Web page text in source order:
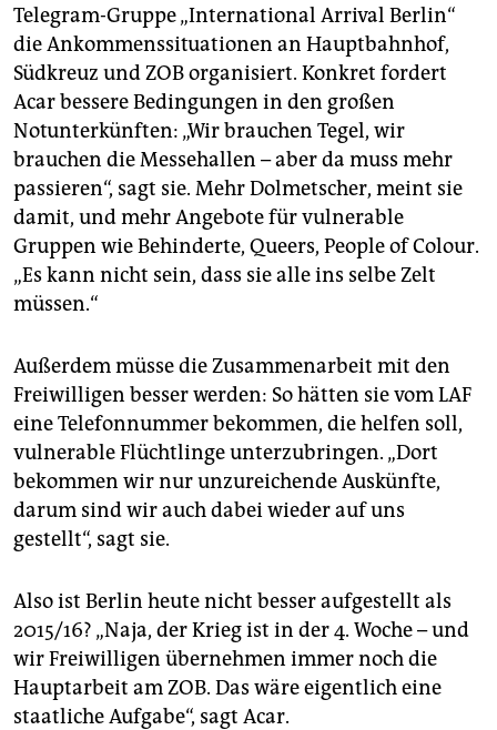
Telegram-Gruppe „International Arrival Berlin“
die Ankommenssituationen an Hauptbahnhof,
Südkreuz und ZOB organisiert. Konkret fordert
Acar bessere Bedingungen in den großen
Notunterkünften: „Wir brauchen Tegel, wir
brauchen die Messehallen – aber da muss mehr
passieren“, sagt sie. Mehr Dolmetscher, meint sie
damit, und mehr Angebote für vulnerable
Gruppen wie Behinderte, Queers, People of Colour.
„Es kann nicht sein, dass sie alle ins selbe Zelt
müssen.“
Außerdem müsse die Zusammenarbeit mit den
Freiwilligen besser werden: So hätten sie vom LAF
eine Telefonnummer bekommen, die helfen soll,
vulnerable Flüchtlinge unterzubringen. „Dort
bekommen wir nur unzureichende Auskünfte,
darum sind wir auch dabei wieder auf uns
gestellt“, sagt sie.
Also ist Berlin heute nicht besser aufgestellt als
2015/16? „Naja, der Krieg ist in der 4. Woche – und
wir Freiwilligen übernehmen immer noch die
Hauptarbeit am ZOB. Das wäre eigentlich eine
staatliche Aufgabe“, sagt Acar.